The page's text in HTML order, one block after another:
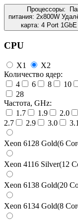
Процессоры:
питания: 2x800W
карта: 4 Port 1GbE
CPU
X1
X2
Количество ядер:
4
6 8 10
28
Частота, GHz:
1.7
1.9 2.0
2.7
2.9 3.0 3.1
Xeon 6128 Gold(6
Xeon 4116 Silver(12
Xeon 6138 Gold(20
Xeon 6134 Gold(8